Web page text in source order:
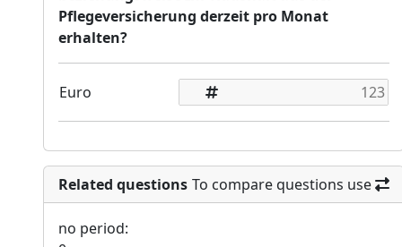
Pflegeversicherung derzeit pro Monat
erhalten?
Euro
Related questions To compare questions use
no period: